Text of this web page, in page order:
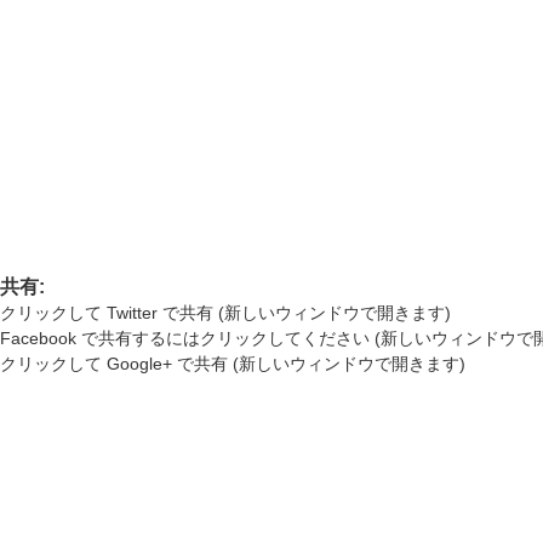
共有:
クリックして Twitter で共有 (新しいウィンドウで開きます)
Facebook で共有するにはクリックしてください (新しいウィンドウで
クリックして Google+ で共有 (新しいウィンドウで開きます)